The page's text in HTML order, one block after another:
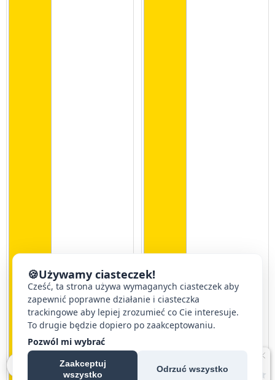
🍪Używamy ciasteczek!
Cześć, ta strona używa wymaganych ciasteczek aby
zapewnić poprawne działanie i ciasteczka
trackingowe aby lepiej zrozumieć co Cie interesuje.
To drugie będzie dopiero po zaakceptowaniu.
Pozwól mi wybrać
Zaakceptuj
wszystko
Odrzuć wszystko